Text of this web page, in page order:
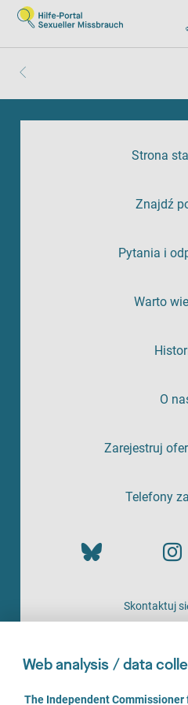
Strona
Znajdź
Pytania i
Warto
O
Zarejestruj
Telefony
Skontaktuj
OFERTA
Web analysis / data
C
The Independent Commissioner